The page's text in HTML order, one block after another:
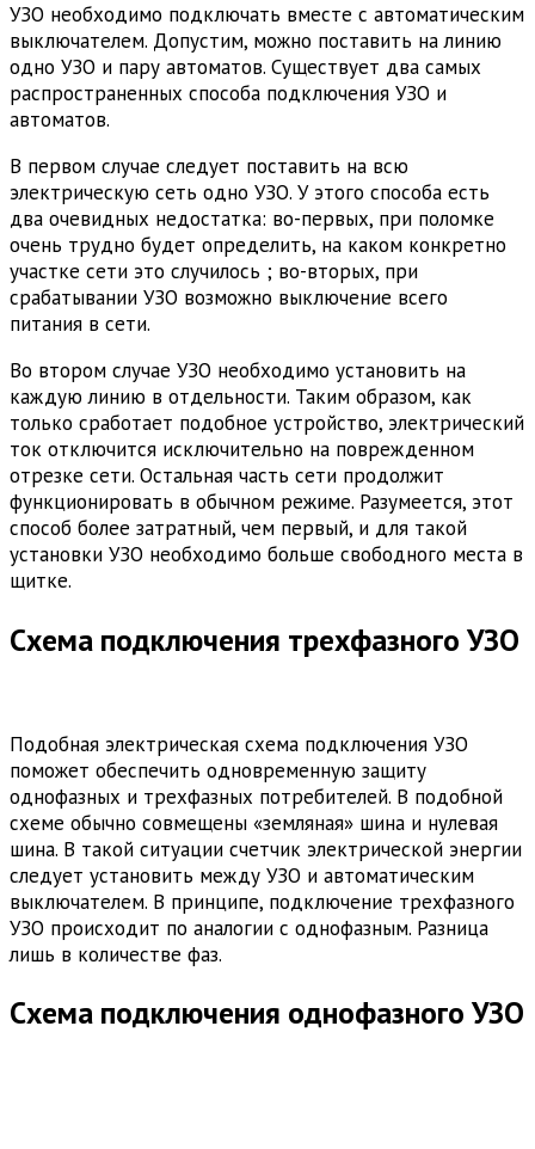
УЗО необходимо подключать вместе с автоматическим
выключателем. Допустим, можно поставить на линию
одно УЗО и пару автоматов. Существует два самых
распространенных способа подключения УЗО и
автоматов.
В первом случае следует поставить на всю
электрическую сеть одно УЗО. У этого способа есть
два очевидных недостатка: во-первых, при поломке
очень трудно будет определить, на каком конкретно
участке сети это случилось ; во-вторых, при
срабатывании УЗО возможно выключение всего
питания в сети.
Во втором случае УЗО необходимо установить на
каждую линию в отдельности. Таким образом, как
только сработает подобное устройство, электрический
ток отключится исключительно на поврежденном
отрезке сети. Остальная часть сети продолжит
функционировать в обычном режиме. Разумеется, этот
способ более затратный, чем первый, и для такой
установки УЗО необходимо больше свободного места в
щитке.
Схема подключения трехфазного УЗО
Подобная электрическая схема подключения УЗО
поможет обеспечить одновременную защиту
однофазных и трехфазных потребителей. В подобной
схеме обычно совмещены «земляная» шина и нулевая
шина. В такой ситуации счетчик электрической энергии
следует установить между УЗО и автоматическим
выключателем. В принципе, подключение трехфазного
УЗО происходит по аналогии с однофазным. Разница
лишь в количестве фаз.
Схема подключения однофазного УЗО